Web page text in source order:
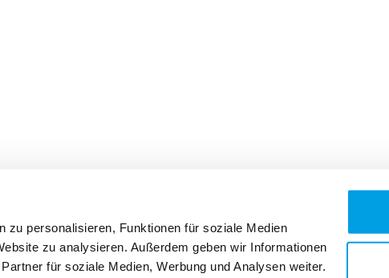
zu personalisieren, Funktionen für soziale Medien
zu analysieren. Außerdem geben wir Informationen
für soziale Medien, Werbung und Analysen weiter.